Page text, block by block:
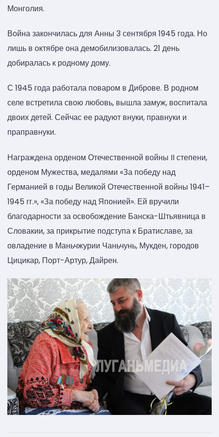
Монголия.
Война закончилась для Анны 3 сентября 1945 года. Но
лишь в октябре она демобилизовалась. 21 день
добиралась к родному дому.
С 1945 года работала поваром в Диброве. В родном
селе встретила свою любовь, вышла замуж, воспитала
двоих детей. Сейчас ее радуют внуки, правнуки и
праправнуки.
Награждена орденом Отечественной войны II степени,
орденом Мужества, медалями «За победу над
Германией в годы Великой Отечественной войны 1941–
1945 гг.», «За победу над Японией». Ей вручили
благодарности за освобождение Банска-Штьявница в
Словакии, за прикрытие подступа к Братиславе, за
овладение в Маньчжурии Чаньчунь, Мукден, городов
Цицикар, Порт-Артур, Дайрен.